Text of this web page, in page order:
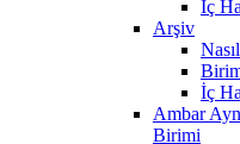
İç
Arşiv
İç
Ambar
Birimi